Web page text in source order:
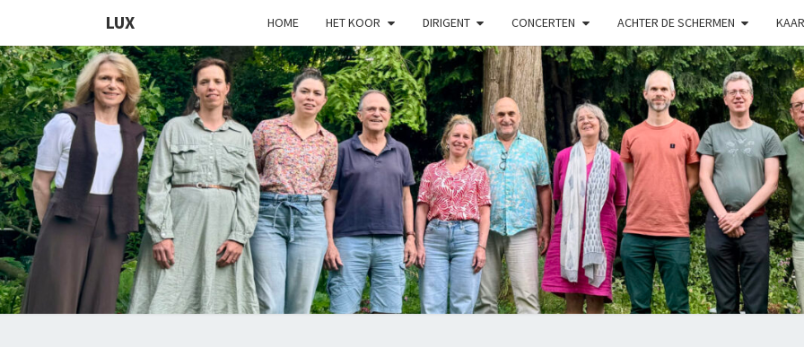
LUX HOME HET KOOR DIRIGENT CONCERTEN ACHTER DE SCHERMEN
LUX
Kamerkoor
Onder
Leiding
Van
Angeliki
Ploka